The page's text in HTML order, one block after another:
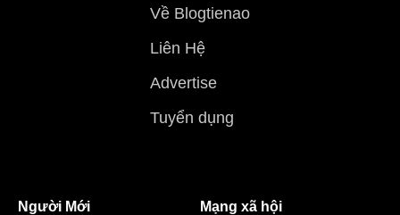
Về Blogtienao
Liên Hệ
Advertise
Tuyển dụng
Người Mới Mạng xã hội